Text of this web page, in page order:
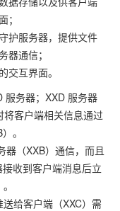
；
护服务器，提供文件
器通信；
交互界面。
服务器；XXD 服务器
客户端相关信息通过
。
器（XXB）通信，而且
收到客户端消息后立
给客户端（XXC）需